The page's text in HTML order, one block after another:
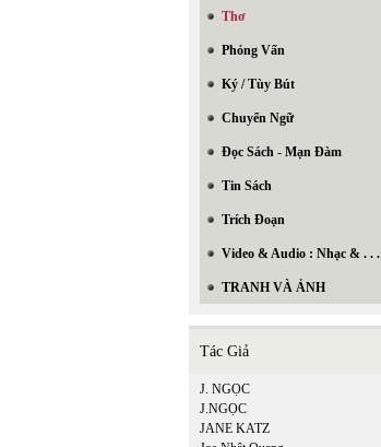
Thơ
Phỏng Vấn
Ký / Tùy Bút
Chuyển Ngữ
Đọc Sách - Mạn Đàm
Tin Sách
Trích Đoạn
Video & Audio : Nhạc & . . .
TRANH VÀ ẢNH
Tác Giả
J. NGỌC
J.NGỌC
JANE KATZ